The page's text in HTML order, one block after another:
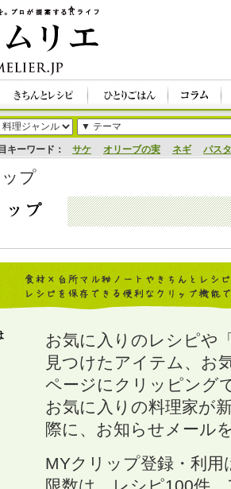
キーワード： サケ オリーブの実 ネギ パスタ
プ
お気に入りのレシピや
見つけたアイテム、お
ページにクリッピング
お気に入りの料理家が
際に、お知らせメール
MYクリップ登録・利